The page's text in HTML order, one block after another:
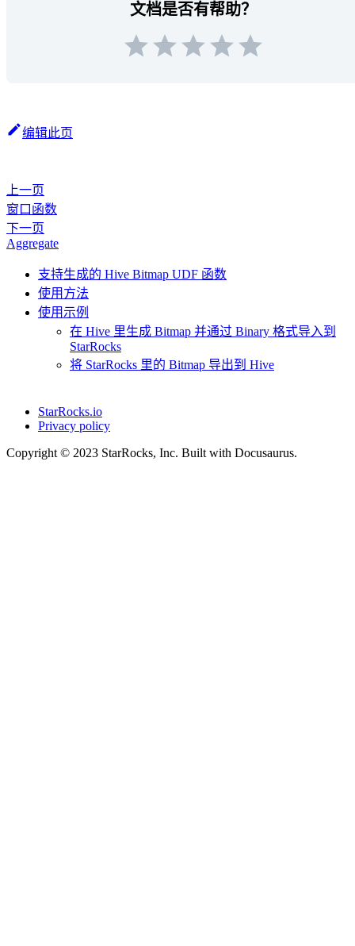
文档是否有帮助？
编辑此页
上一页
窗口函数
下一页
Aggregate
支持生成的 Hive Bitmap UDF 函数
使用方法
使用示例
在 Hive 里生成 Bitmap 并通过 Binary 格式导入到
StarRocks
将 StarRocks 里的 Bitmap 导出到 Hive
StarRocks.io
Privacy policy
Copyright © 2023 StarRocks, Inc. Built with Docusaurus.